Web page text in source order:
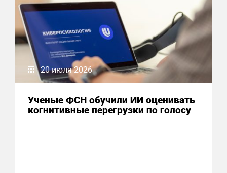
20 июля 2026
Ученые ФСН обучили ИИ оценивать
когнитивные перегрузки по голосу